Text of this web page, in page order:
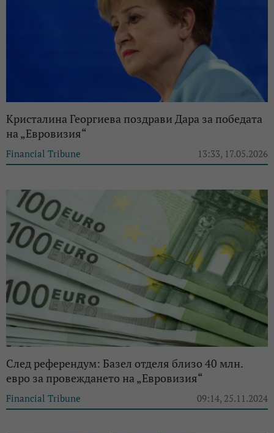
Кристалина Георгиева поздрави Дара за победата
на „Евровизия“
Financial Tribune 13:33, 17.05.2026
След референдум: Базел отделя близо 40 млн.
евро за провеждането на „Евровизия“
Financial Tribune 09:14, 25.11.2024